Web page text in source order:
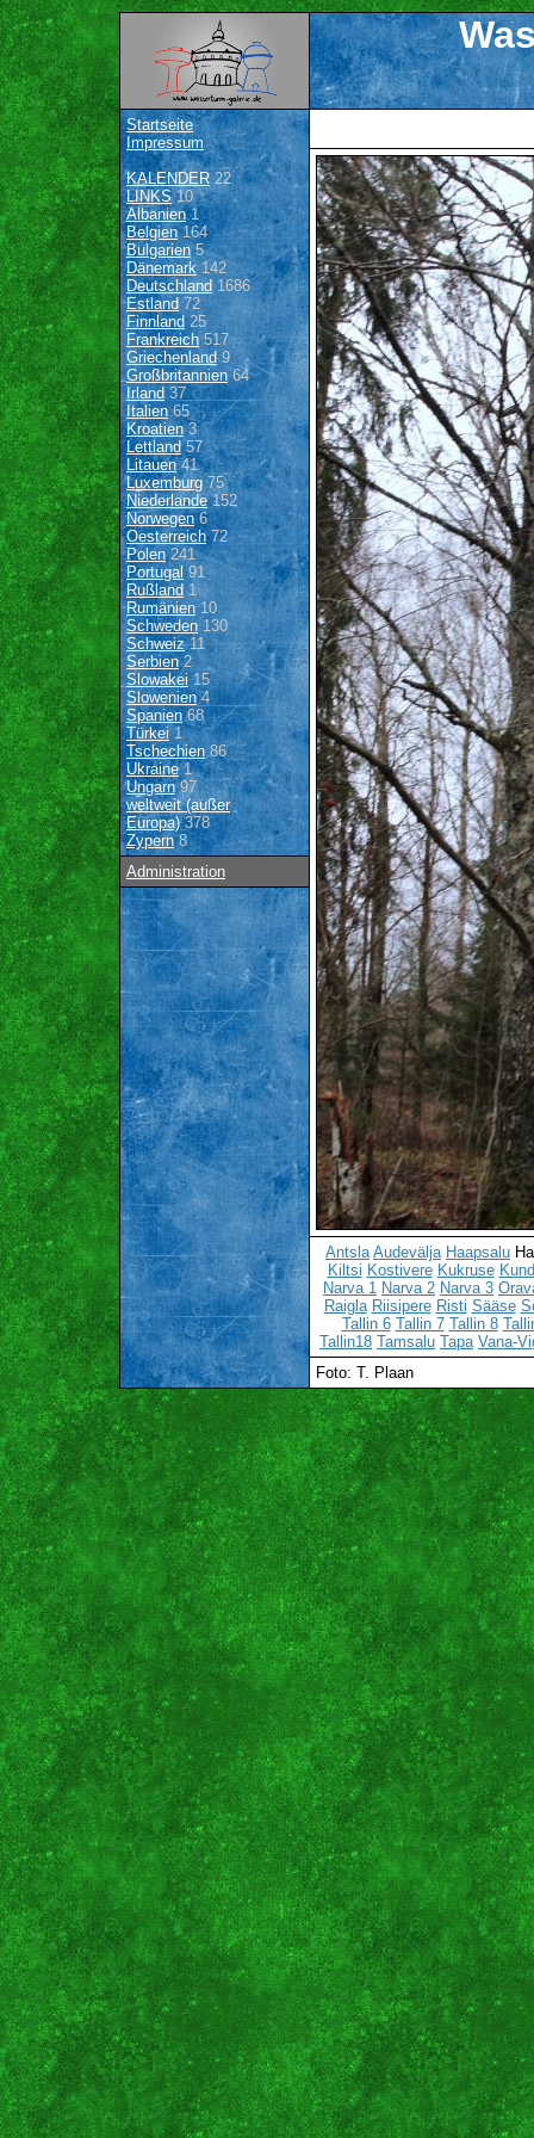
Startseite
Impressum
KALENDER22
LINKS10
Albanien1
Belgien164
Bulgarien 5
Dänemark142
Deutschland 1686
Estland 72
Finnland 25
Frankreich517
Griechenland9
Großbritannien64
Irland 37
Italien65
Kroatien3
Lettland57
Litauen41
Luxemburg 75
Niederlande152
Norwegen6
Oesterreich72
Polen 241
Portugal91
Rußland 1
Rumänien10
Schweden 130
Schweiz11
Serbien2
Slowakei15
Slowenien4
Spanien68
Türkei1
Tschechien 86
Ukraine1
Ungarn97
weltweit (außer
Europa)378
Zypern8
Administration
Antsla Audevälja Haapsalu
Kiltsi Kostivere Kukruse
Narva 1 Narva 2 Narva 3
Raigla Riisipere Risti Sääse
Tallin 6 Tallin 7 Tallin 8
Tallin18 Tamsalu Tapa Vana-
Foto: T. Plaan